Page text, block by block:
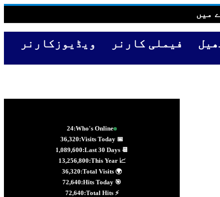
میں
فیملی کارنر
ویڈیوزکارنر
Who's Online:
24
📅 Visits Today:
36,320
📆 Last 30 Days:
1,089,600
📈 This Year:
13,256,800
🌍 Total Visits:
36,320
🎯 Hits Today:
72,640
⚡ Total Hits:
72,640